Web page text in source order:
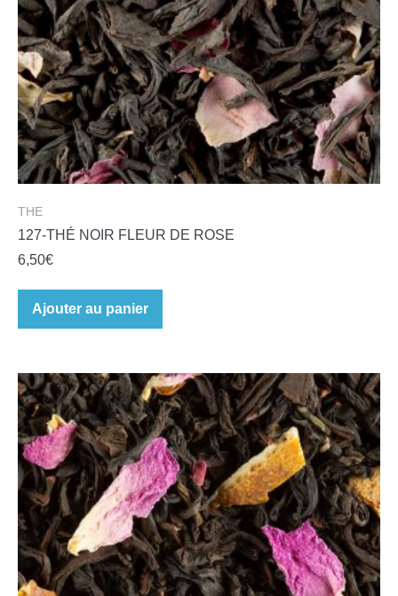
THE
127-THÉ NOIR FLEUR DE ROSE
6,50€
Ajouter au panier